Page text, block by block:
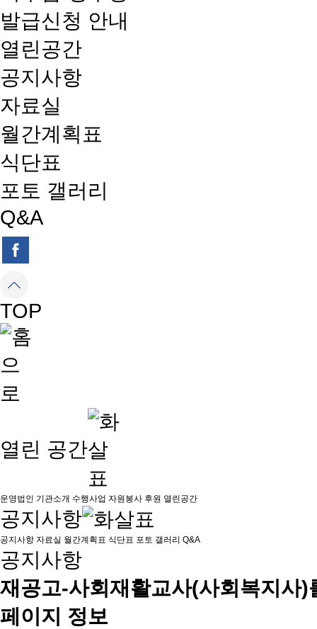
발급신청 안내
열린공간
공지사항
자료실
월간계획표
식단표
포토 갤러리
Q&A
TOP
열린 공간
운영법인 기관소개 수행사업 자원봉사 후원 열린공간
공지사항
공지사항 자료실 월간계획표 식단표 포토 갤러리 Q&A
공지사항
재공고-사회재활교사(사회복지사)
페이지 정보